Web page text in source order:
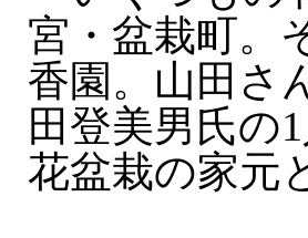
宮・盆栽町。
香園。山田さ
田登美男氏の
花盆栽の家元